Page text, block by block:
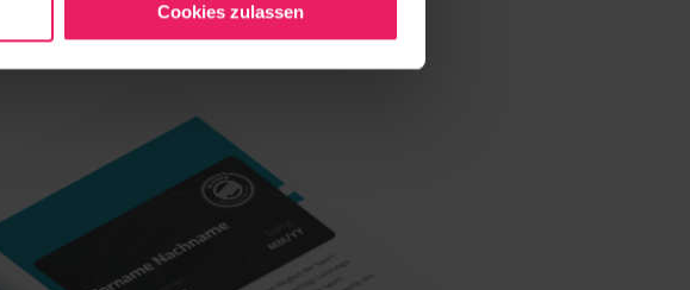
Cookies zulassen